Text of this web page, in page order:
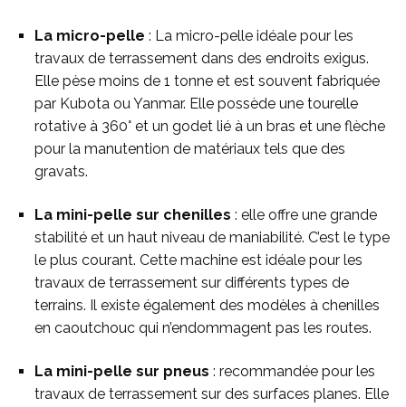
La micro-pelle : La micro-pelle idéale pour les
travaux de terrassement dans des endroits exigus.
Elle pèse moins de 1 tonne et est souvent fabriquée
par Kubota ou Yanmar. Elle possède une tourelle
rotative à 360° et un godet lié à un bras et une flèche
pour la manutention de matériaux tels que des
gravats.
La mini-pelle sur chenilles : elle offre une grande
stabilité et un haut niveau de maniabilité. C’est le type
le plus courant. Cette machine est idéale pour les
travaux de terrassement sur différents types de
terrains. Il existe également des modèles à chenilles
en caoutchouc qui n’endommagent pas les routes.
La mini-pelle sur pneus : recommandée pour les
travaux de terrassement sur des surfaces planes. Elle